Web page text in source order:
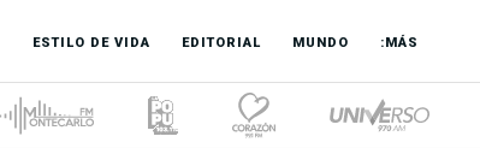
ESTILO DE VIDA EDITORIAL MUNDO :MÁS